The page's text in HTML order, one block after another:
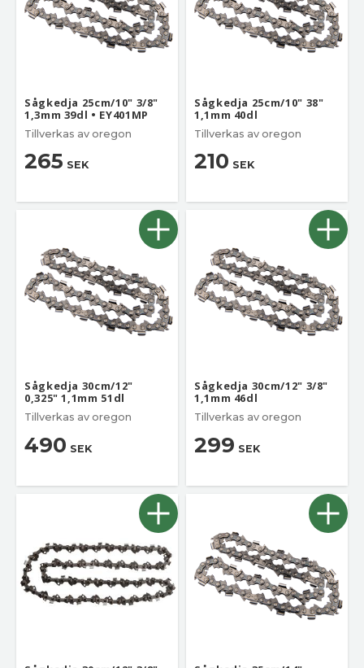
Sågkedja 25cm/10" 3/8"
1,3mm 39dl • EY401MP
Tillverkas av oregon
265 SEK
Sågkedja 25cm/10" 38"
1,1mm 40dl
Tillverkas av oregon
210 SEK
Sågkedja 30cm/12"
0,325" 1,1mm 51dl
Tillverkas av oregon
490 SEK
Sågkedja 30cm/12" 3/8"
1,1mm 46dl
Tillverkas av oregon
299 SEK